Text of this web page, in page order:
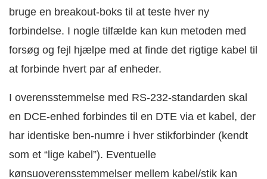
bruge en breakout-boks til at teste hver ny
forbindelse. I nogle tilfælde kan kun metoden med
forsøg og fejl hjælpe med at finde det rigtige kabel til
at forbinde hvert par af enheder.
I overensstemmelse med RS-232-standarden skal
en DCE-enhed forbindes til en DTE via et kabel, der
har identiske ben-numre i hver stikforbinder (kendt
som et “lige kabel”). Eventuelle
kønsuoverensstemmelser mellem kabel/stik kan